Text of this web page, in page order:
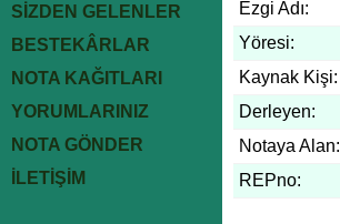
SİZDEN GELENLER
BESTEKÂRLAR
NOTA KAĞITLARI
YORUMLARINIZ
NOTA GÖNDER
İLETİŞİM
Ezgi Adı:
Yöresi:
Kaynak Kişi:
Derleyen:
Notaya Alan:
REPno: